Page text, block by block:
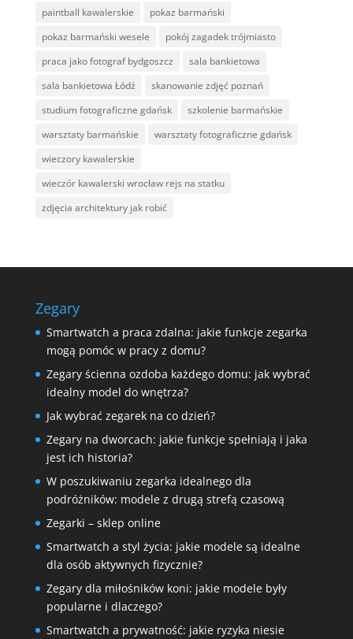
paintball kawalerskie
pokaz barmański
pokaz barmański wesele
pokój zagadek trójmiasto
praca jako fotograf bydgoszcz
sala bankietowa
sala bankietowa Łódź
skanowanie zdjęć poznań
studium fotograficzne gdańsk
szkolenie barmańskie
warsztaty barmańskie
warsztaty fotograficzne gdańsk
wieczory kawalerskie
wieczór kawalerski wrocław rejs na statku
zdjęcia architektury jak robić
Zegary
Smartwatch a praca zdalna: jakie funkcje zegarka
mogą pomóc w pracy z domu?
Zegary ścienna ozdoba każdego domu: jak wybrać
idealny model do wnętrza?
Jak wybrać zegarek na co dzień?
Zegary na dworcach: jakie funkcje spełniają i jaka
jest ich historia?
W poszukiwaniu zegarka idealnego dla
podróżników: modele z drugą strefą czasową
Zegarki – sklep online
Smartwatch a styl życia: jakie modele są idealne
dla osób aktywnych fizycznie?
Zegary dla miłośników koni: jakie modele były
popularne i dlaczego?
Smartwatch a prywatność: jakie ryzyka niesie